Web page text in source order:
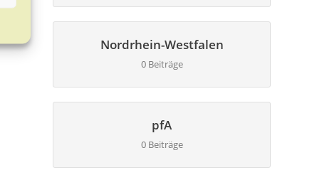
Nordrhein-Westfalen
0 Beiträge
pfA
0 Beiträge